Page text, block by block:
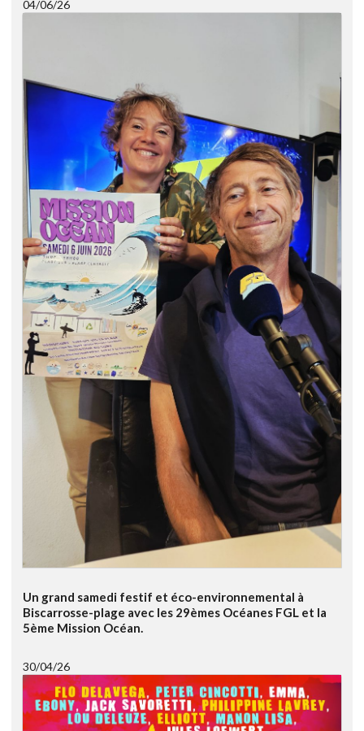
04/06/26
Un grand samedi festif et éco-environnemental à
Biscarrosse-plage avec les 29èmes Océanes FGL et la
5ème Mission Océan.
30/04/26